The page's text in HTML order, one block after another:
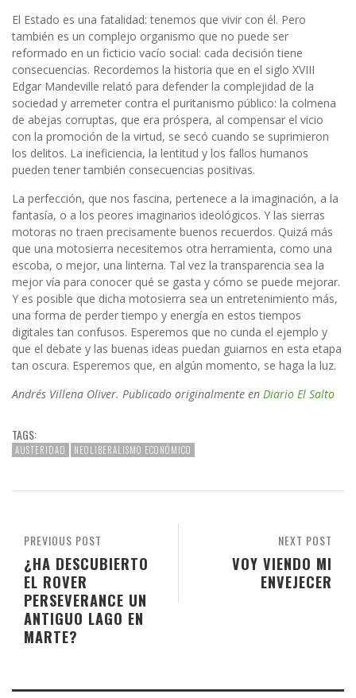
El Estado es una fatalidad: tenemos que vivir con él. Pero
también es un complejo organismo que no puede ser
reformado en un ficticio vacío social: cada decisión tiene
consecuencias. Recordemos la historia que en el siglo XVIII
Edgar Mandeville relató para defender la complejidad de la
sociedad y arremeter contra el puritanismo público: la colmena
de abejas corruptas, que era próspera, al compensar el vicio
con la promoción de la virtud, se secó cuando se suprimieron
los delitos. La ineficiencia, la lentitud y los fallos humanos
pueden tener también consecuencias positivas.
La perfección, que nos fascina, pertenece a la imaginación, a la
fantasía, o a los peores imaginarios ideológicos. Y las sierras
motoras no traen precisamente buenos recuerdos. Quizá más
que una motosierra necesitemos otra herramienta, como una
escoba, o mejor, una linterna. Tal vez la transparencia sea la
mejor vía para conocer qué se gasta y cómo se puede mejorar.
Y es posible que dicha motosierra sea un entretenimiento más,
una forma de perder tiempo y energía en estos tiempos
digitales tan confusos. Esperemos que no cunda el ejemplo y
que el debate y las buenas ideas puedan guiarnos en esta etapa
tan oscura. Esperemos que, en algún momento, se haga la luz.
Andrés Villena Oliver. Publicado originalmente en Diario El Salto
TAGS:
AUSTERIDAD NEOLIBERALISMO ECONÓMICO
NEXT POST
VOY VIENDO MI
ENVEJECER
PREVIOUS POST
¿HA DESCUBIERTO
EL ROVER
PERSEVERANCE UN
ANTIGUO LAGO EN
MARTE?